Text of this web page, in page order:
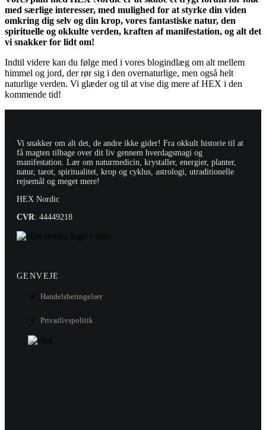
med særlige interesser, med mulighed for at styrke din viden
omkring dig selv og din krop, vores fantastiske natur, den
spirituelle og okkulte verden, kraften af manifestation, og alt det
vi snakker for lidt om!
Indtil videre kan du følge med i vores blogindlæg om alt mellem
himmel og jord, der rør sig i den overnaturlige, men også helt
naturlige verden. Vi glæder og til at vise dig mere af HEX i den
kommende tid!
Vi snakker om alt det, de andre ikke gider! Fra okkult historie til at
få magten tilbage over dit liv gennem hverdagsmagi og
manifestation. Lær om naturmedicin, krystaller, energier, planter,
natur, tarot, spiritualitet, krop og cyklus, astrologi, utraditionelle
rejsemål og meget mere!
HEX Nordic
CVR: 44449218
GENVEJE
Handelsbetingelser
Privatlivspolitik